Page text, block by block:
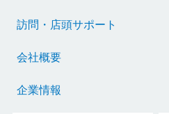
訪問・店頭サポート
会社概要
企業情報